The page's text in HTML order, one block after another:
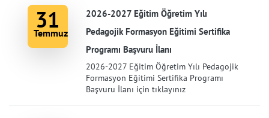
31
Temmuz
2026-2027 Eğitim Öğretim Yılı
Pedagojik Formasyon Eğitimi Sertifika
Programı Başvuru İlanı
2026-2027 Eğitim Öğretim Yılı Pedagojik
Formasyon Eğitimi Sertifika Programı
Başvuru İlanı için tıklayınız